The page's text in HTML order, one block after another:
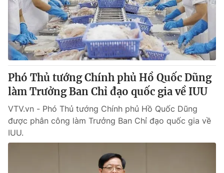
® Cấm sao chép dưới mọi hình thức nếu không có sự chấp
thuận bằng văn bản. Ghi rõ nguồn VTV.vn khi phát hành lại
thông tin từ website này.
Phó Thủ tướng Chính phủ Hồ Quốc Dũng
làm Trưởng Ban Chỉ đạo quốc gia về IUU
VTV.vn - Phó Thủ tướng Chính phủ Hồ Quốc Dũng
được phân công làm Trưởng Ban Chỉ đạo quốc gia về
IUU.